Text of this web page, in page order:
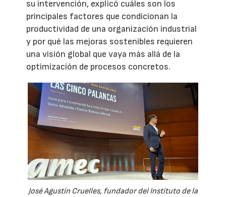
su intervención, explicó cuáles son los
principales factores que condicionan la
productividad de una organización industrial
y por qué las mejoras sostenibles requieren
una visión global que vaya más allá de la
optimización de procesos concretos.
José Agustín Cruelles, fundador del Instituto de la